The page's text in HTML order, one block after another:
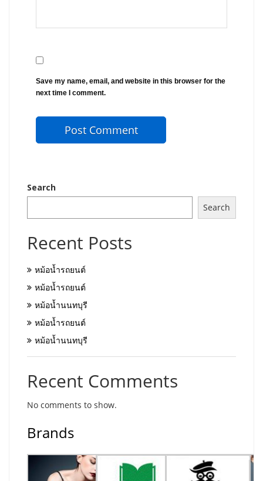
Save my name, email, and website in this browser for the
next time I comment.
Search
Search
Recent Posts
หม้อน้ำรถยนต์
หม้อน้ำรถยนต์
หม้อน้ำนนทบุรี
หม้อน้ำรถยนต์
หม้อน้ำนนทบุรี
Recent Comments
No comments to show.
Brands